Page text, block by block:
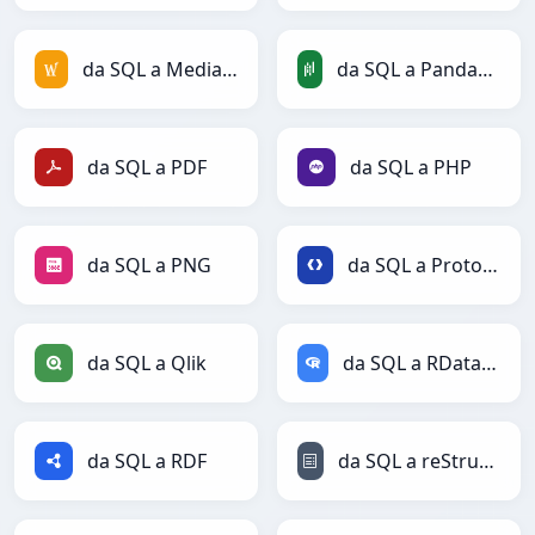
da SQL a MediaWiki da SQL a PandasDataFrame
da SQL a PDF da SQL a PHP
da SQL a PNG da SQL a Protobuf
da SQL a Qlik da SQL a RDataFrame
da SQL a RDF da SQL a reStructuredText